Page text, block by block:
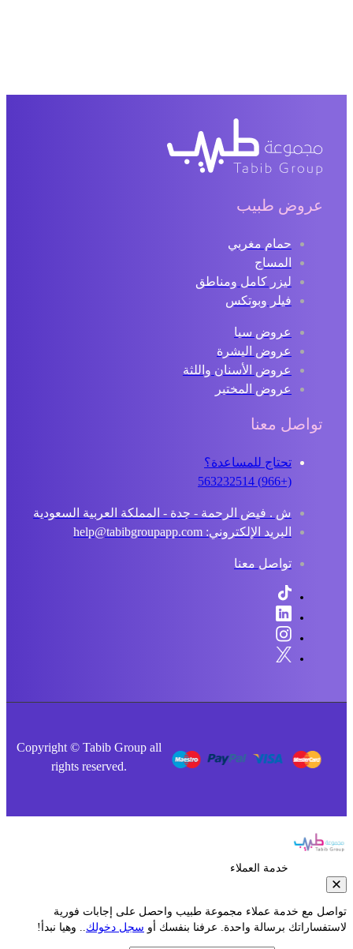
عروض طبيب
حمام مغربي
المساج
ليزر كامل ومناطق
فيلر وبوتكس
عروض سبا
عروض البشرة
عروض الأسنان واللثة
عروض المختبر
تواصل معنا
تحتاج للمساعدة؟
ش . فيض الرحمة - جدة - المملكة العربية السعودية
البريد الإلكتروني: help@tabibgroupapp.com
تواصل معنا
Copyright © Tabib Group all
rights reserved.
خدمة العملاء
مع خدمة عملاء مجموعة طبيب واحصل على إجابات فورية
برسالة واحدة. عرفنا بنفسك أوسجل دخولك.. وهيا نبدأ!